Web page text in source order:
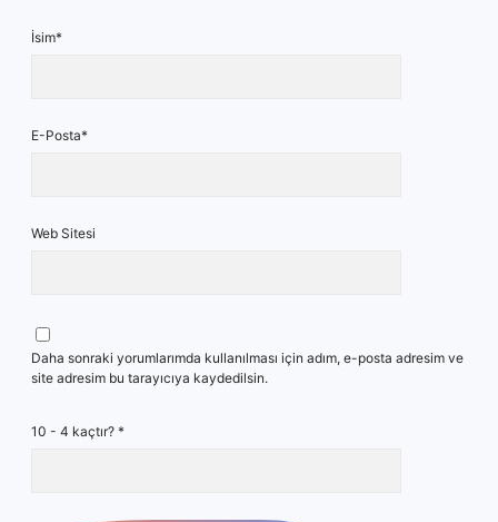
İsim*
E-Posta*
Web Sitesi
Daha sonraki yorumlarımda kullanılması için adım, e-posta adresim ve
site adresim bu tarayıcıya kaydedilsin.
10 - 4 kaçtır? *